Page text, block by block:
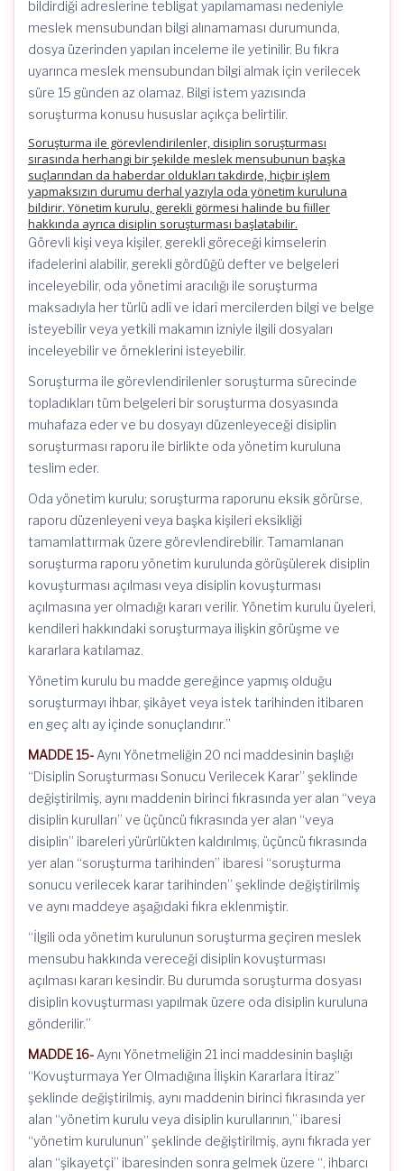
bildirdiği adreslerine tebligat yapılamaması nedeniyle
meslek mensubundan bilgi alınamaması durumunda,
dosya üzerinden yapılan inceleme ile yetinilir. Bu fıkra
uyarınca meslek mensubundan bilgi almak için verilecek
süre 15 günden az olamaz. Bilgi istem yazısında
soruşturma konusu hususlar açıkça belirtilir.
Soruşturma ile görevlendirilenler, disiplin soruşturması
sırasında herhangi bir şekilde meslek mensubunun başka
suçlarından da haberdar oldukları takdirde, hiçbir işlem
yapmaksızın durumu derhal yazıyla oda yönetim kuruluna
bildirir. Yönetim kurulu, gerekli görmesi halinde bu fiiller
hakkında ayrıca disiplin soruşturması başlatabilir.
Görevli kişi veya kişiler, gerekli göreceği kimselerin
ifadelerini alabilir, gerekli gördüğü defter ve belgeleri
inceleyebilir, oda yönetimi aracılığı ile soruşturma
maksadıyla her türlü adlî ve idarî mercilerden bilgi ve belge
isteyebilir veya yetkili makamın izniyle ilgili dosyaları
inceleyebilir ve örneklerini isteyebilir.
Soruşturma ile görevlendirilenler soruşturma sürecinde
topladıkları tüm belgeleri bir soruşturma dosyasında
muhafaza eder ve bu dosyayı düzenleyeceği disiplin
soruşturması raporu ile birlikte oda yönetim kuruluna
teslim eder.
Oda yönetim kurulu; soruşturma raporunu eksik görürse,
raporu düzenleyeni veya başka kişileri eksikliği
tamamlattırmak üzere görevlendirebilir. Tamamlanan
soruşturma raporu yönetim kurulunda görüşülerek disiplin
kovuşturması açılması veya disiplin kovuşturması
açılmasına yer olmadığı kararı verilir. Yönetim kurulu üyeleri,
kendileri hakkındaki soruşturmaya ilişkin görüşme ve
kararlara katılamaz.
Yönetim kurulu bu madde gereğince yapmış olduğu
soruşturmayı ihbar, şikâyet veya istek tarihinden itibaren
en geç altı ay içinde sonuçlandırır.”
MADDE 15- Aynı Yönetmeliğin 20 nci maddesinin başlığı
“Disiplin Soruşturması Sonucu Verilecek Karar” şeklinde
değiştirilmiş, aynı maddenin birinci fıkrasında yer alan “veya
disiplin kurulları” ve üçüncü fıkrasında yer alan “veya
disiplin” ibareleri yürürlükten kaldırılmış, üçüncü fıkrasında
yer alan “soruşturma tarihinden” ibaresi “soruşturma
sonucu verilecek karar tarihinden” şeklinde değiştirilmiş
ve aynı maddeye aşağıdaki fıkra eklenmiştir.
“İlgili oda yönetim kurulunun soruşturma geçiren meslek
mensubu hakkında vereceği disiplin kovuşturması
açılması kararı kesindir. Bu durumda soruşturma dosyası
disiplin kovuşturması yapılmak üzere oda disiplin kuruluna
gönderilir.”
MADDE 16- Aynı Yönetmeliğin 21 inci maddesinin başlığı
“Kovuşturmaya Yer Olmadığına İlişkin Kararlara İtiraz”
şeklinde değiştirilmiş, aynı maddenin birinci fıkrasında yer
alan “yönetim kurulu veya disiplin kurullarının,” ibaresi
“yönetim kurulunun” şeklinde değiştirilmiş, aynı fıkrada yer
alan “şikayetçi” ibaresinden sonra gelmek üzere “, ihbarcı